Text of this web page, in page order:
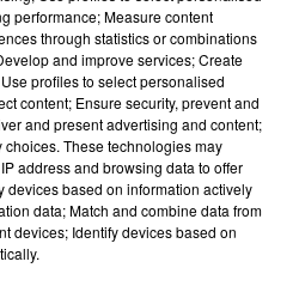
performance; Measure content
through statistics or combinations
and improve services; Create
profiles to select personalised
content; Ensure security, prevent and
and present advertising and content;
These technologies may
address and browsing data to offer
devices based on information actively
data; Match and combine data from
devices; Identify devices based on